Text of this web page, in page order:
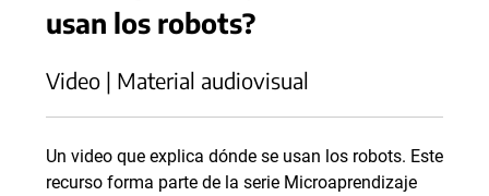
usan los robots?
Video | Material audiovisual
Un video que explica dónde se usan los robots. Este
recurso forma parte de la serie Microaprendizaje